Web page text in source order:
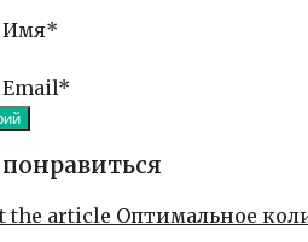
Имя*
Email*